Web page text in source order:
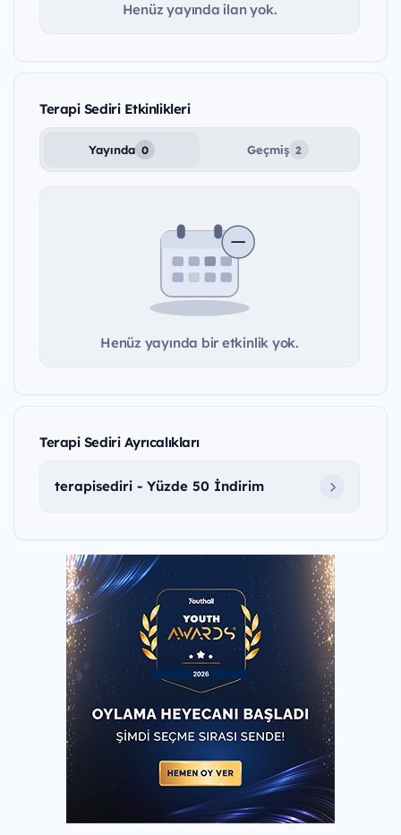
Henüz yayında ilan yok.
Terapi Sediri Etkinlikleri
Yayında 0 Geçmiş 2
Henüz yayında bir etkinlik yok.
Terapi Sediri Ayrıcalıkları
terapisediri - Yüzde 50 İndirim